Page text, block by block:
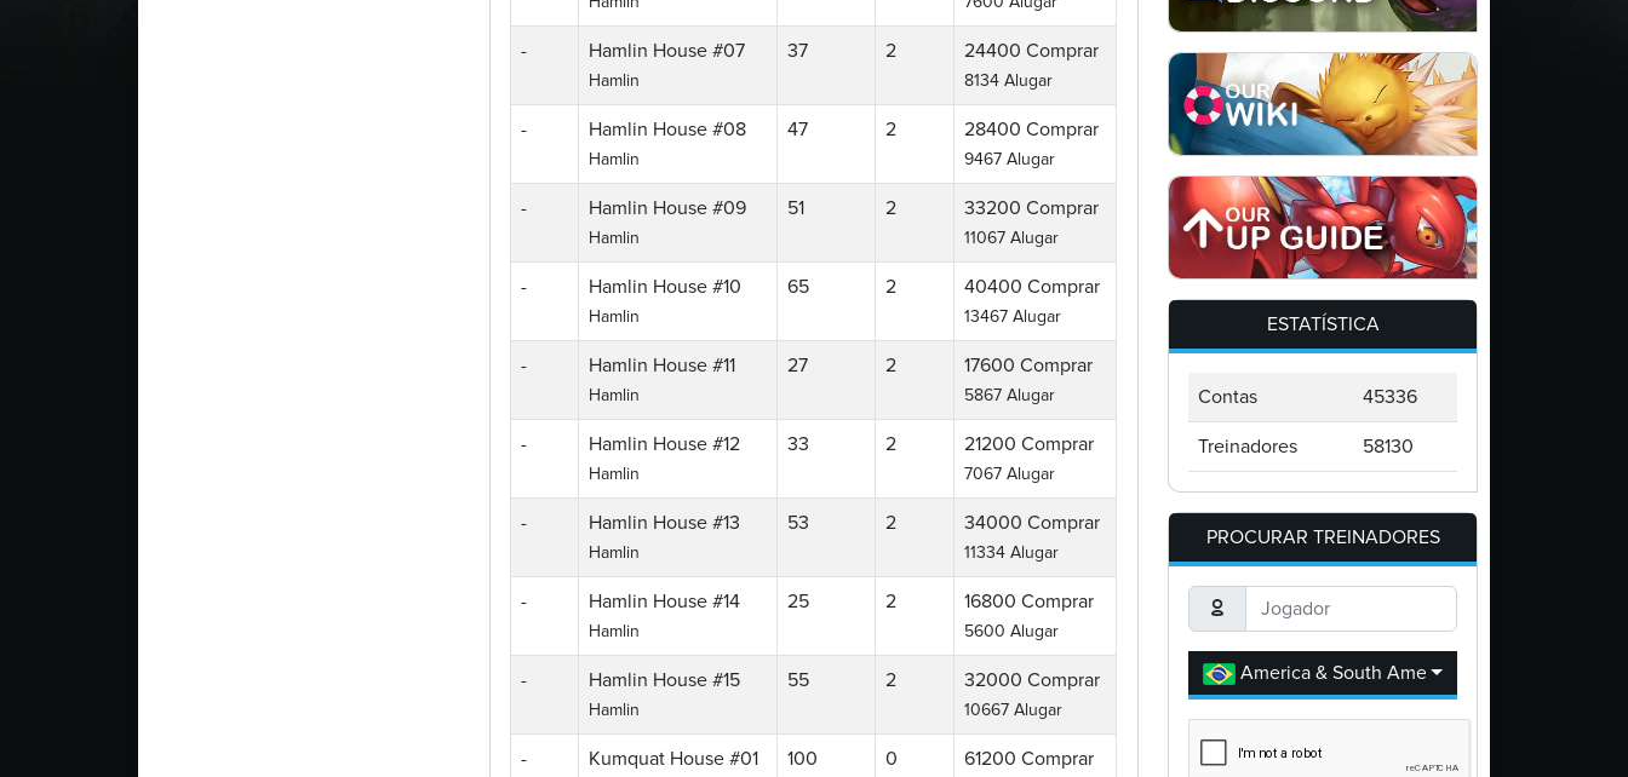
ESTATÍSTICA
Contas 45336
Treinadores 58130
PROCURAR TREINADORES
America & South America
- Hamlin House #07
Hamlin
37 2 24400 Comprar
8134 Alugar
- Hamlin House #08
Hamlin
47 2 28400 Comprar
9467 Alugar
- Hamlin House #09
Hamlin
51 2 33200 Comprar
11067 Alugar
- Hamlin House #10
Hamlin
65 2 40400 Comprar
13467 Alugar
- Hamlin House #11
Hamlin
27 2 17600 Comprar
5867 Alugar
- Hamlin House #12
Hamlin
33 2 21200 Comprar
7067 Alugar
- Hamlin House #13
Hamlin
53 2 34000 Comprar
11334 Alugar
- Hamlin House #14
Hamlin
25 2 16800 Comprar
5600 Alugar
- Hamlin House #15
Hamlin
55 2 32000 Comprar
10667 Alugar
- Kumquat House #01 100 0 61200 Comprar